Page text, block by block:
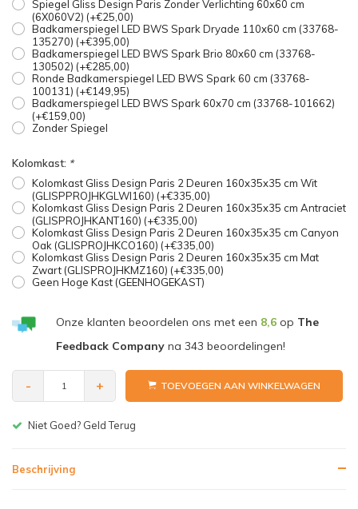
Spiegel Gliss Design Paris Zonder Verlichting 60x60 cm
(6X060V2) (+€25,00)
Badkamerspiegel LED BWS Spark Dryade 110x60 cm (33768-
135270) (+€395,00)
Badkamerspiegel LED BWS Spark Brio 80x60 cm (33768-
130502) (+€285,00)
Ronde Badkamerspiegel LED BWS Spark 60 cm (33768-
100131) (+€149,95)
Badkamerspiegel LED BWS Spark 60x70 cm (33768-101662)
(+€159,00)
Zonder Spiegel
Kolomkast: *
Kolomkast Gliss Design Paris 2 Deuren 160x35x35 cm Wit
(GLISPPROJHKGLWI160) (+€335,00)
Kolomkast Gliss Design Paris 2 Deuren 160x35x35 cm Antraciet
(GLISPROJHKANT160) (+€335,00)
Kolomkast Gliss Design Paris 2 Deuren 160x35x35 cm Canyon
Oak (GLISPROJHKCO160) (+€335,00)
Kolomkast Gliss Design Paris 2 Deuren 160x35x35 cm Mat
Zwart (GLISPROJHKMZ160) (+€335,00)
Geen Hoge Kast (GEENHOGEKAST)
Onze klanten beoordelen ons met een 8,6op The
Feedback Companyna 343 beoordelingen!
- + TOEVOEGEN AAN WINKELWAGEN
Gratis bezorgen v.a. € 150,-(NL)
Beschrijving